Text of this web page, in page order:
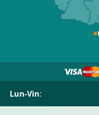
Lun-Vin: